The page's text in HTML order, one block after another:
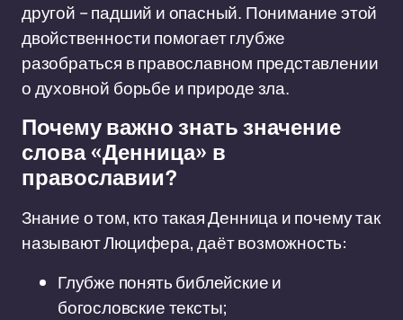
другой – падший и опасный. Понимание этой
двойственности помогает глубже
разобраться в православном представлении
о духовной борьбе и природе зла.
Почему важно знать значение
слова «Денница» в
православии?
Знание о том, кто такая Денница и почему так
называют Люцифера, даёт возможность:
Глубже понять библейские и
богословские тексты;